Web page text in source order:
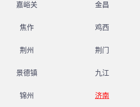
嘉峪关 金昌
焦作 鸡西
荆州 荆门
景德镇 九江
锦州 济南